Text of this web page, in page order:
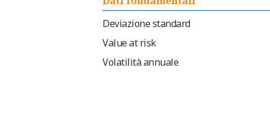
Deviazione standard
Value at risk
Volatilità annuale